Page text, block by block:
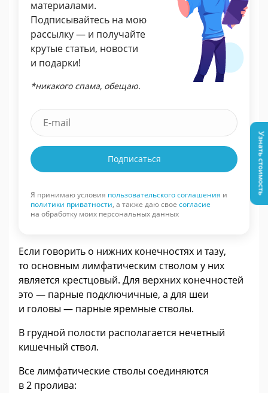
материалами.
Подписывайтесь на мою
рассылку — и получайте
крутые статьи, новости
и подарки!
*никакого спама, обещаю.
Подписаться
Я принимаю условия пользовательского соглашения и
политики приватности, а также даю свое согласие
на обработку моих персональных данных
Если говорить о нижних конечностях и тазу,
то основным лимфатическим стволом у них
является крестцовый. Для верхних конечностей
это — парные подключичные, а для шеи
и головы — парные яремные стволы.
В грудной полости располагается нечетный
кишечный ствол.
Все лимфатические стволы соединяются
в 2 пролива:
Узнать стоимость